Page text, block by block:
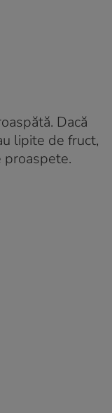
Dacă
lipite de fruct,
proaspete.